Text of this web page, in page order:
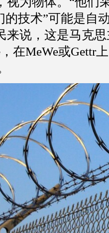
的技术”可能是自
来说，这是马克
，在MeWe或Gettr